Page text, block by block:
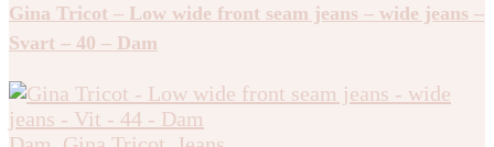
Gina Tricot – Low wide front seam jeans – wide jeans –
Svart – 40 – Dam